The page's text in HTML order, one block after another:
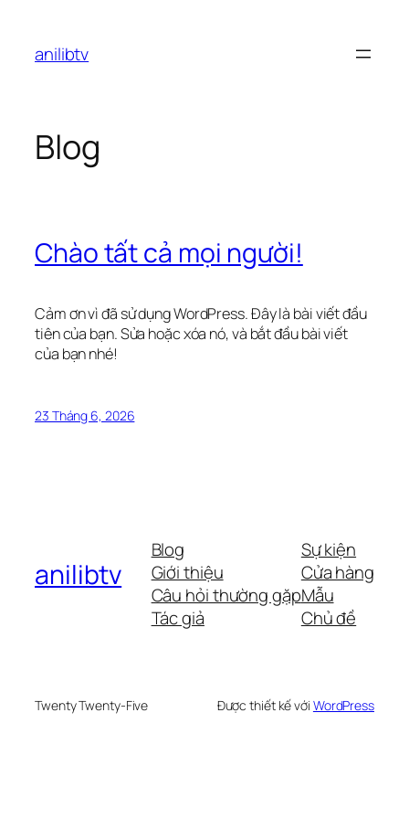
phầnanilibtv
Blog
Chào tất cả mọi người!
Cảm ơn vì đã sử dụng WordPress. Đây là bài viết đầu
tiên của bạn. Sửa hoặc xóa nó, và bắt đầu bài viết
của bạn nhé!
23 Tháng 6, 2026
anilibtv
Blog
Giới thiệu
Câu hỏi thường gặp
Tác giả
Sự kiện
Cửa hàng
Mẫu
Chủ đề
Twenty Twenty-Five Được thiết kế với WordPress